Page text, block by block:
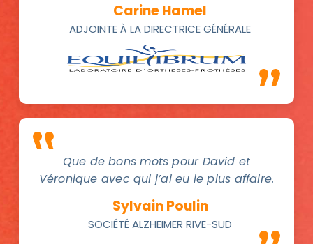
Carine Hamel
ADJOINTE À LA DIRECTRICE GÉNÉRALE
Que de bons mots pour David et
Véronique avec qui j’ai eu le plus affaire.
Sylvain Poulin
SOCIÉTÉ ALZHEIMER RIVE-SUD